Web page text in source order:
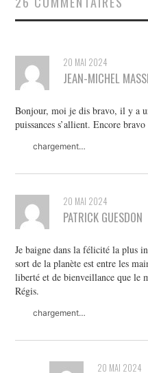
20 MAI 2024
JEAN-MICHEL
Bonjour, moi je dis bravo, il y a
puissances s’allient. Encore bravo
chargement…
20 MAI 2024
PATRICK GUESDON
Je baigne dans la félicité la plus
sort de la planète est entre les
liberté et de bienveillance que le
Régis.
chargement…
20 MAI 2024